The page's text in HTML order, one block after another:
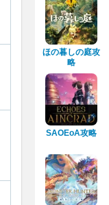
ほの暮しの庭攻
略
SAOEoA攻略